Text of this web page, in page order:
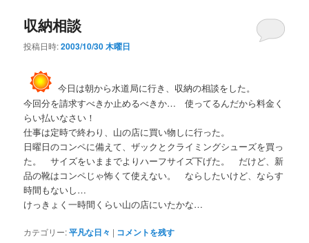
収納相談
投稿日時:2003/10/30 木曜日
今日は朝から水道局に行き、収納の相談をした。
今回分を請求すべきか止めるべきか… 使ってるんだから料金く
らい払いなさい！
仕事は定時で終わり、山の店に買い物しに行った。
日曜日のコンペに備えて、ザックとクライミングシューズを買っ
た。 サイズをいままでよりハーフサイズ下げた。 だけど、新
品の靴はコンペじゃ怖くて使えない。 ならしたいけど、ならす
時間もないし…
けっきょく一時間くらい山の店にいたかな…
カテゴリー:平凡な日々 | コメントを残す